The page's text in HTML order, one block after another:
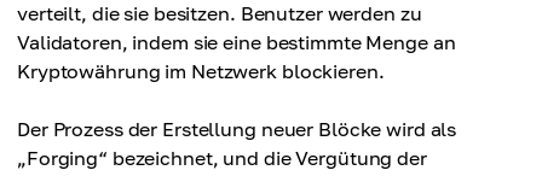
verteilt, die sie besitzen. Benutzer werden zu
Validatoren, indem sie eine bestimmte Menge an
Kryptowährung im Netzwerk blockieren.
Der Prozess der Erstellung neuer Blöcke wird als
„Forging“ bezeichnet, und die Vergütung der